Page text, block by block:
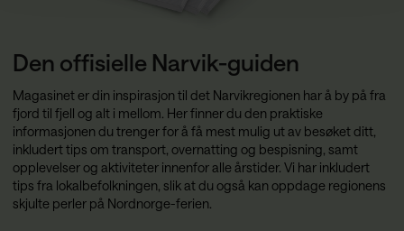
Den offisielle Narvik-guiden
Magasinet er din inspirasjon til det Narvikregionen har å by på fra
fjord til fjell og alt i mellom. Her finner du den praktiske
informasjonen du trenger for å få mest mulig ut av besøket ditt,
inkludert tips om transport, overnatting og bespisning, samt
opplevelser og aktiviteter innenfor alle årstider. Vi har inkludert
tips fra lokalbefolkningen, slik at du også kan oppdage regionens
skjulte perler på Nordnorge-ferien.